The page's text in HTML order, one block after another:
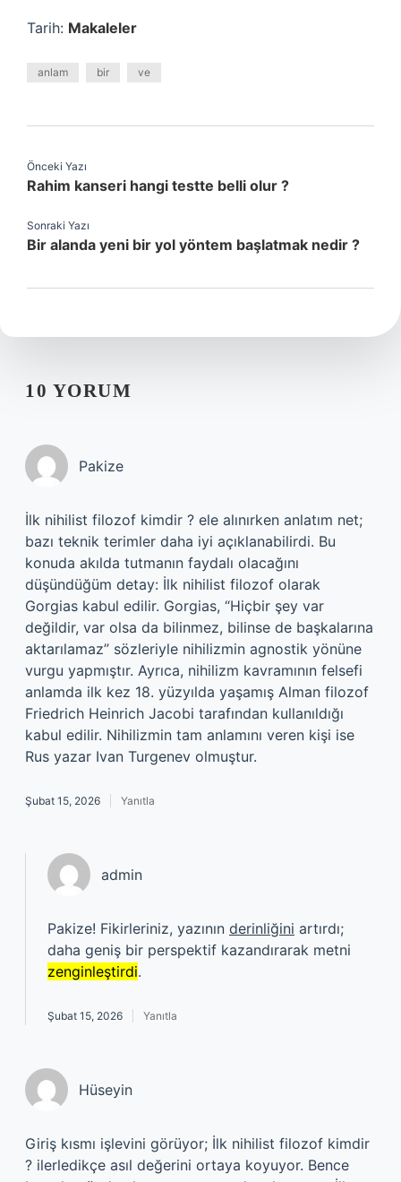
Tarih: Makaleler
anlam bir ve
Önceki Yazı
Rahim kanseri hangi testte belli olur ?
Sonraki Yazı
Bir alanda yeni bir yol yöntem başlatmak nedir ?
10 YORUM
Pakize
İlk nihilist filozof kimdir ? ele alınırken anlatım net;
bazı teknik terimler daha iyi açıklanabilirdi. Bu
konuda akılda tutmanın faydalı olacağını
düşündüğüm detay: İlk nihilist filozof olarak
Gorgias kabul edilir. Gorgias, “Hiçbir şey var
değildir, var olsa da bilinmez, bilinse de başkalarına
aktarılamaz” sözleriyle nihilizmin agnostik yönüne
vurgu yapmıştır. Ayrıca, nihilizm kavramının felsefi
anlamda ilk kez 18. yüzyılda yaşamış Alman filozof
Friedrich Heinrich Jacobi tarafından kullanıldığı
kabul edilir. Nihilizmin tam anlamını veren kişi ise
Rus yazar Ivan Turgenev olmuştur.
Şubat 15, 2026 Yanıtla
admin
Pakize! Fikirleriniz, yazının derinliğini artırdı;
daha geniş bir perspektif kazandırarak metni
zenginleştirdi.
Şubat 15, 2026 Yanıtla
Hüseyin
Giriş kısmı işlevini görüyor; İlk nihilist filozof kimdir
? ilerledikçe asıl değerini ortaya koyuyor. Bence